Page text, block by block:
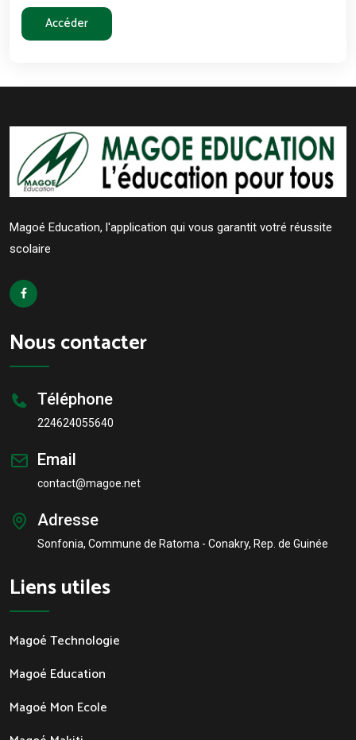
Accéder
Magoé Education, l'application qui vous garantit votré réussite
scolaire
Nous contacter
Téléphone
224624055640
Email
contact@magoe.net
Adresse
Sonfonia, Commune de Ratoma - Conakry, Rep. de Guinée
Liens utiles
Magoé Technologie
Magoé Education
Magoé Mon Ecole